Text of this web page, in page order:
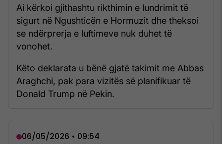
Ai kërkoi gjithashtu rikthimin e lundrimit të
sigurt në Ngushticën e Hormuzit dhe theksoi
se ndërprerja e luftimeve nuk duhet të
vonohet.
Këto deklarata u bënë gjatë takimit me Abbas
Araghchi, pak para vizitës së planifikuar të
Donald Trump në Pekin.
06/05/2026 • 09:54